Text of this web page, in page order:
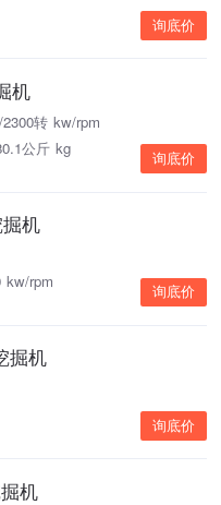
询底价
机
转 kw/rpm
公斤 kg
询底价
机
kw/rpm
询底价
掘机
询底价
机